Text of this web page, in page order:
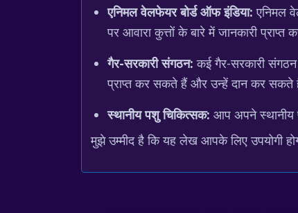
एनिमल वेलफेयर बोर्ड ऑफ इंडिया: एनिमल
पर आवारा कुत्तों के बारे में जानकारी
गैर-सरकारी संगठन: कई गैर-सरकारी संगठन
प्राप्त कर सकते हैं और उन्हें दान कर सकते
स्थानीय पशु चिकित्सक: आप अपने स्थानीय
मुझे उम्मीद है कि यह लेख आपके लिए उपयोगी